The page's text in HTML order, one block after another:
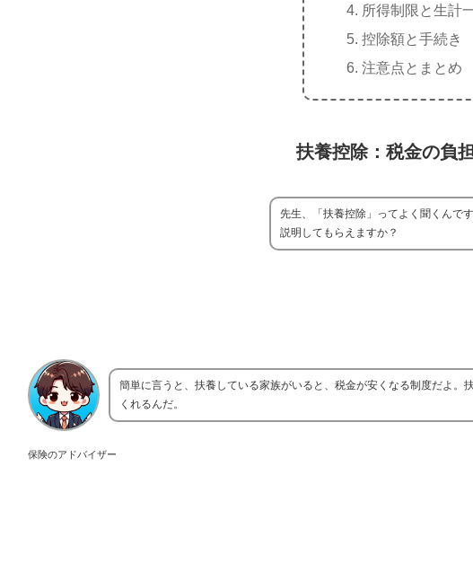
所得制限と生計
控除額と手続き
注意点とまとめ
扶養控除：税金の負
先生、「扶養控除」ってよく聞くんで
説明してもらえますか？
保険のアドバイザー
簡単に言うと、扶養している家族がいると、税金が安くなる制度だよ
くれるんだ。